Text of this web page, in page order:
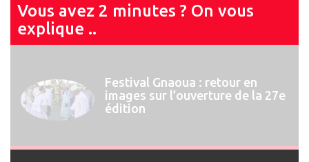
Vous avez 2 minutes ? On vous
explique ..
Festival Gnaoua 2026 : Najat
Vallaud-Belkacem invitée de
marque du 13ème Forum des